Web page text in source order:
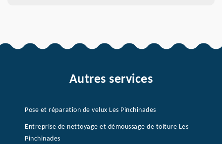
Autres services
Pose et réparation de velux Les Pinchinades
Entreprise de nettoyage et démoussage de toiture Les
Pinchinades